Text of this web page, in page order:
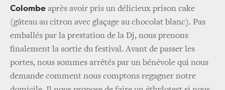
Colombe après avoir pris un délicieux prison cake
(gâteau au citron avec glaçage au chocolat blanc). Pas
emballés par la prestation de la Dj, nous prenons
finalement la sortie du festival. Avant de passer les
portes, nous sommes arrêtés par un bénévole qui nous
demande comment nous comptons regagner notre